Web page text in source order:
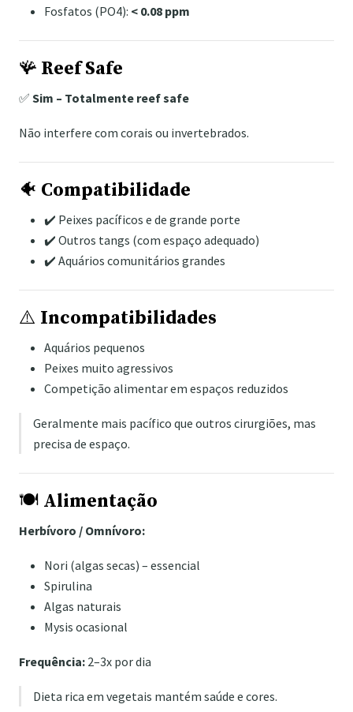
Fosfatos (PO4): < 0.08 ppm
🪸 Reef Safe
✅ Sim – Totalmente reef safe
Não interfere com corais ou invertebrados.
🐠 Compatibilidade
✔️ Peixes pacíficos e de grande porte
✔️ Outros tangs (com espaço adequado)
✔️ Aquários comunitários grandes
⚠️ Incompatibilidades
Aquários pequenos
Peixes muito agressivos
Competição alimentar em espaços reduzidos
Geralmente mais pacífico que outros cirurgiões, mas
precisa de espaço.
🍽️ Alimentação
Herbívoro / Omnívoro:
Nori (algas secas) – essencial
Spirulina
Algas naturais
Mysis ocasional
Frequência: 2–3x por dia
Dieta rica em vegetais mantém saúde e cores.